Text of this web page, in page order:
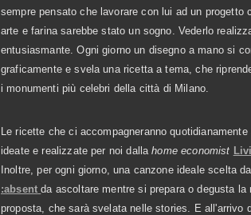
sempre pensato che lavorare con lui ad un progetto
arte e farina sarebbe stato un sogno. Vederlo
entusiasmante. Ogni giorno un disegno a mano si
graficamente e svela una ricetta a tema, che
i monumenti più celebri della città di Milano.
Le ricette che ci accompagneranno
ideate e realizzate per noi dallahome economist
Inoltre, per ogni giorno, una canzone ideale scelta
:absent da ascoltare mentre si prepara o degusta la
proposta, che sarà svelata nelle stories. E all'arrivo